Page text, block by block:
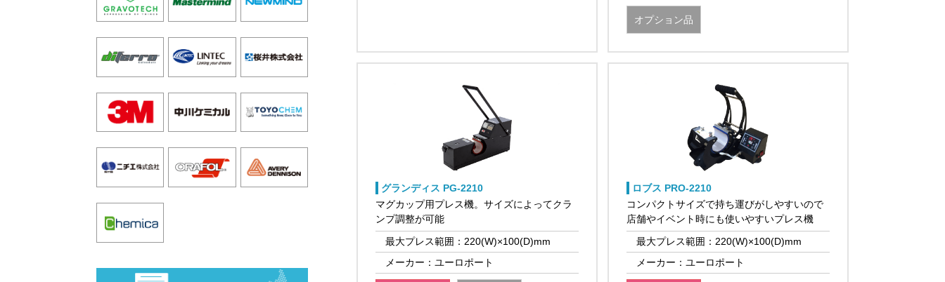
オプション品
グランディス PG-2210
マグカップ用プレス機。サイズによってクラ
ンプ調整が可能
最大プレス範囲：220(W)×100(D)mm
メーカー：ユーロポート
ロブス PRO-2210
コンパクトサイズで持ち運びがしやすいので
店舗やイベント時にも使いやすいプレス機
最大プレス範囲：220(W)×100(D)mm
メーカー：ユーロポート